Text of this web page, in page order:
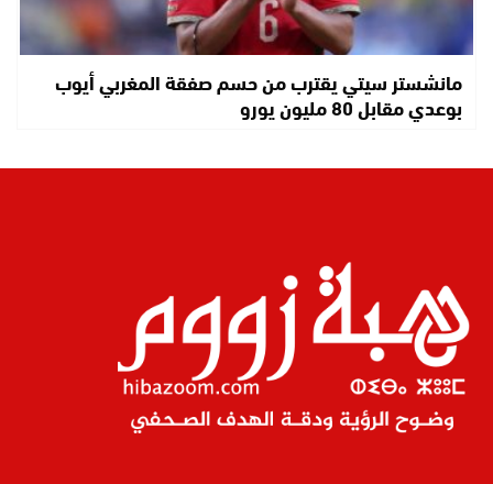
مانشستر سيتي يقترب من حسم صفقة المغربي أيوب
بوعدي مقابل 80 مليون يورو